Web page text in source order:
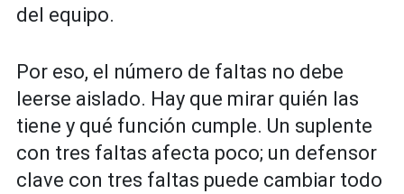
del equipo.
Por eso, el número de faltas no debe
leerse aislado. Hay que mirar quién las
tiene y qué función cumple. Un suplente
con tres faltas afecta poco; un defensor
clave con tres faltas puede cambiar todo